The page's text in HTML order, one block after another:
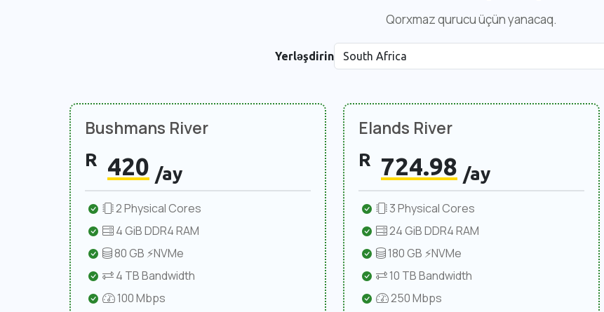
Qorxmaz qurucu üçün yanacaq.
Yerləşdirin
Bushmans River
R 420 /ay
2 Physical Cores
4 GiB DDR4 RAM
80 GB ⚡NVMe
4 TB Bandwidth
100 Mbps
Elands River
R 724.98 /ay
3 Physical Cores
24 GiB DDR4 RAM
180 GB ⚡NVMe
10 TB Bandwidth
250 Mbps